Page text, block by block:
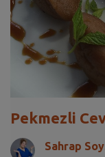
Pekmezli
Sahrap